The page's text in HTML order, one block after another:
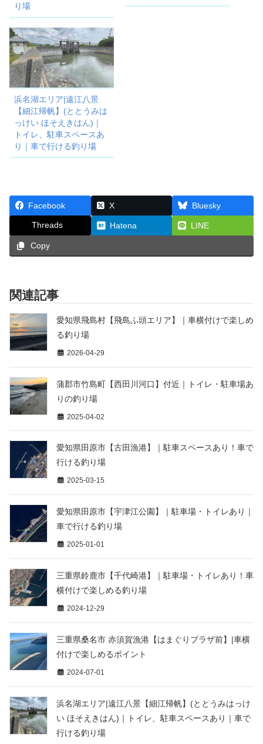
り場
浜名湖エリア|遠江八景
【細江帰帆】(ととうみは
っけい ほそえきはん)｜
トイレ、駐車スペースあ
り｜車で行ける釣り場
Facebook X Bluesky
Threads Hatena LINE
Copy
関連記事
愛知県飛島村【飛島ふ頭エリア】｜車横付けで楽しめ
る釣り場
2026-04-29
蒲郡市竹島町【西田川河口】付近｜トイレ・駐車場あ
りの釣り場
2025-04-02
愛知県田原市【古田漁港】｜駐車スペースあり！車で
行ける釣り場
2025-03-15
愛知県田原市【宇津江公園】｜駐車場・トイレあり｜
車で行ける釣り場
2025-01-01
三重県鈴鹿市【千代崎港】｜駐車場・トイレあり！車
横付けで楽しめる釣り場
2024-12-29
三重県桑名市 赤須賀漁港【はまぐりプラザ前】|車横
付けで楽しめるポイント
2024-07-01
浜名湖エリア|遠江八景【細江帰帆】(ととうみはっけ
い ほそえきはん)｜トイレ、駐車スペースあり｜車で
行ける釣り場